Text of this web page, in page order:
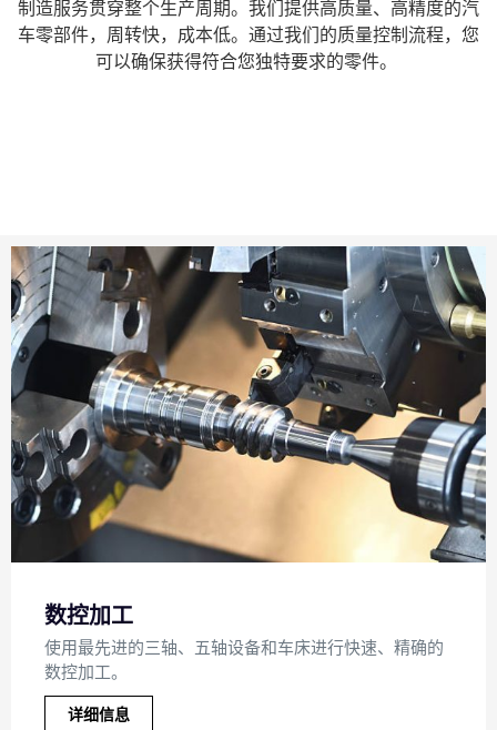
制造服务贯穿整个生产周期。我们提供高质量、高精度的汽
车零部件，周转快，成本低。通过我们的质量控制流程，您
可以确保获得符合您独特要求的零件。
数控加工
使用最先进的三轴、五轴设备和车床进行快速、精确的
数控加工。
详细信息